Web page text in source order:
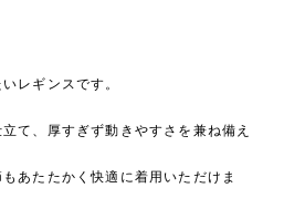
レギンスです。
て、厚すぎず動きやすさを兼ね備え
あたたかく快適に着用いただけま